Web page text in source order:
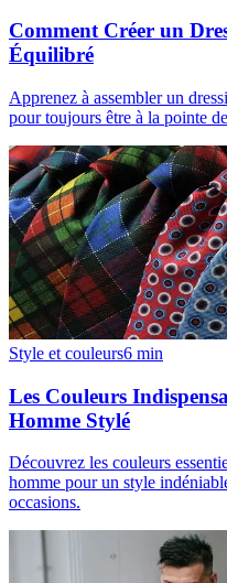
Comment Créer un
Équilibré
Apprenez à assembler un
pour toujours être à la pointe
Style et couleurs6 min
Les Couleurs
Homme Stylé
Découvrez les couleurs
homme pour un style
occasions.